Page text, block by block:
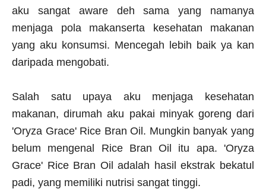
aku sangat aware deh sama yang namanya
menjaga pola makanserta kesehatan makanan
yang aku konsumsi. Mencegah lebih baik ya kan
daripada mengobati.
Salah satu upaya aku menjaga kesehatan
makanan, dirumah aku pakai minyak goreng dari
'Oryza Grace' Rice Bran Oil. Mungkin banyak yang
belum mengenal Rice Bran Oil itu apa. 'Oryza
Grace' Rice Bran Oil adalah hasil ekstrak bekatul
padi, yang memiliki nutrisi sangat tinggi.